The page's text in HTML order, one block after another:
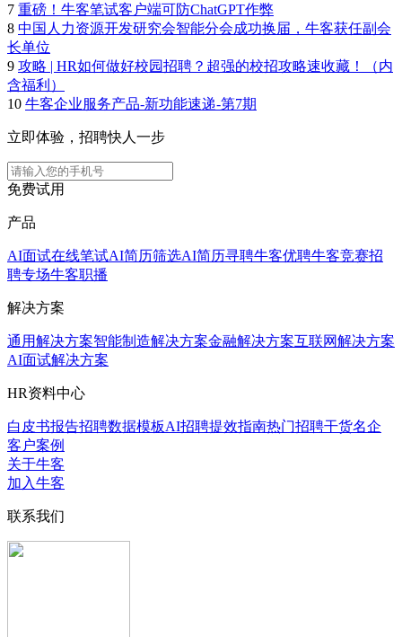
7 重磅！牛客笔试客户端可防ChatGPT作弊
8 中国人力资源开发研究会智能分会成功换届，牛客获任副会
长单位
9 攻略 | HR如何做好校园招聘？超强的校招攻略速收藏！（内
含福利）
10 牛客企业服务产品-新功能速递-第7期
立即体验，招聘快人一步
免费试用
产品
AI面试在线笔试AI简历筛选AI简历寻聘牛客优聘牛客竞赛招
聘专场牛客职播
解决方案
通用解决方案智能制造解决方案金融解决方案互联网解决方案
AI面试解决方案
HR资料中心
白皮书报告招聘数据模板AI招聘提效指南热门招聘干货名企
客户案例
关于牛客
加入牛客
联系我们